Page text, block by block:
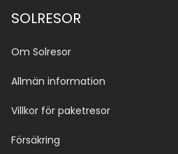
SOLRESOR
Om Solresor
Allmän information
Villkor för paketresor
Försäkring